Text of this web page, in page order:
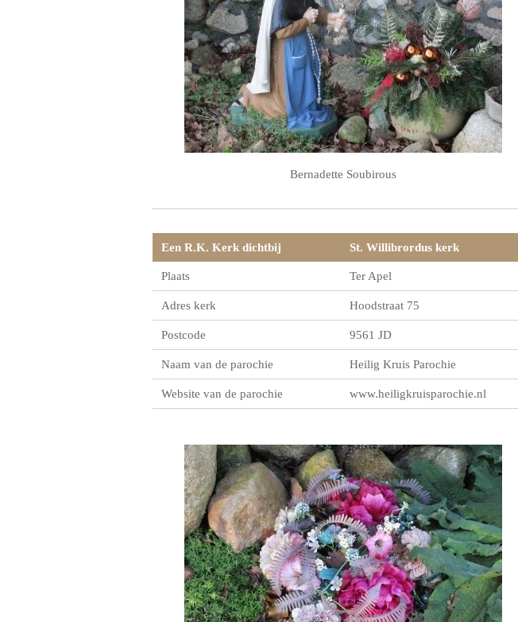
Bernadette Soubirous
Een R.K. Kerk dichtbij St. Willibrordus kerk
Plaats Ter Apel
Adres kerk Hoodstraat 75
Postcode 9561 JD
Naam van de parochie Heilig Kruis Parochie
Website van de parochie www.heiligkruisparochie.nl